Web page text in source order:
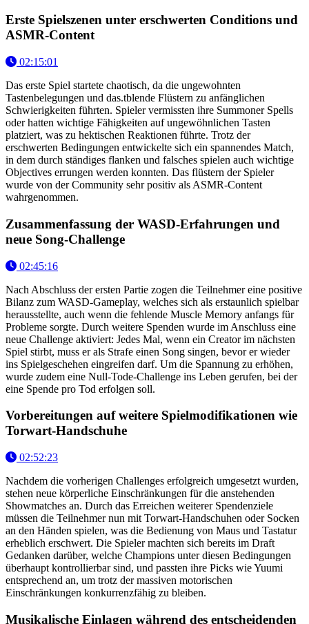
Erste Spielszenen unter erschwerten Conditions und
ASMR-Content
02:15:01
Das erste Spiel startete chaotisch, da die ungewohnten
Tastenbelegungen und das.tblende Flüstern zu anfänglichen
Schwierigkeiten führten. Spieler vermissten ihre Summoner Spells
oder hatten wichtige Fähigkeiten auf ungewöhnlichen Tasten
platziert, was zu hektischen Reaktionen führte. Trotz der
erschwerten Bedingungen entwickelte sich ein spannendes Match,
in dem durch ständiges flanken und falsches spielen auch wichtige
Objectives errungen werden konnten. Das flüstern der Spieler
wurde von der Community sehr positiv als ASMR-Content
wahrgenommen.
Zusammenfassung der WASD-Erfahrungen und
neue Song-Challenge
02:45:16
Nach Abschluss der ersten Partie zogen die Teilnehmer eine positive
Bilanz zum WASD-Gameplay, welches sich als erstaunlich spielbar
herausstellte, auch wenn die fehlende Muscle Memory anfangs für
Probleme sorgte. Durch weitere Spenden wurde im Anschluss eine
neue Challenge aktiviert: Jedes Mal, wenn ein Creator im nächsten
Spiel stirbt, muss er als Strafe einen Song singen, bevor er wieder
ins Spielgeschehen eingreifen darf. Um die Spannung zu erhöhen,
wurde zudem eine Null-Tode-Challenge ins Leben gerufen, bei der
eine Spende pro Tod erfolgen soll.
Vorbereitungen auf weitere Spielmodifikationen wie
Torwart-Handschuhe
02:52:23
Nachdem die vorherigen Challenges erfolgreich umgesetzt wurden,
stehen neue körperliche Einschränkungen für die anstehenden
Showmatches an. Durch das Erreichen weiterer Spendenziele
müssen die Teilnehmer nun mit Torwart-Handschuhen oder Socken
an den Händen spielen, was die Bedienung von Maus und Tastatur
erheblich erschwert. Die Spieler machten sich bereits im Draft
Gedanken darüber, welche Champions unter diesen Bedingungen
überhaupt kontrollierbar sind, und passten ihre Picks wie Yuumi
entsprechend an, um trotz der massiven motorischen
Einschränkungen konkurrenzfähig zu bleiben.
Musikalische Einlagen während des entscheidenden